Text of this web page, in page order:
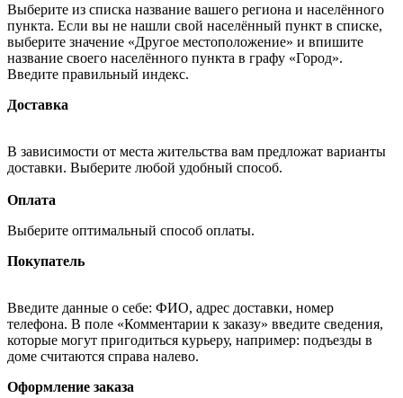
Выберите из списка название вашего региона и населённого
пункта. Если вы не нашли свой населённый пункт в списке,
выберите значение «Другое местоположение» и впишите
название своего населённого пункта в графу «Город».
Введите правильный индекс.
Доставка
В зависимости от места жительства вам предложат варианты
доставки. Выберите любой удобный способ.
Оплата
Выберите оптимальный способ оплаты.
Покупатель
Введите данные о себе: ФИО, адрес доставки, номер
телефона. В поле «Комментарии к заказу» введите сведения,
которые могут пригодиться курьеру, например: подъезды в
доме считаются справа налево.
Оформление заказа